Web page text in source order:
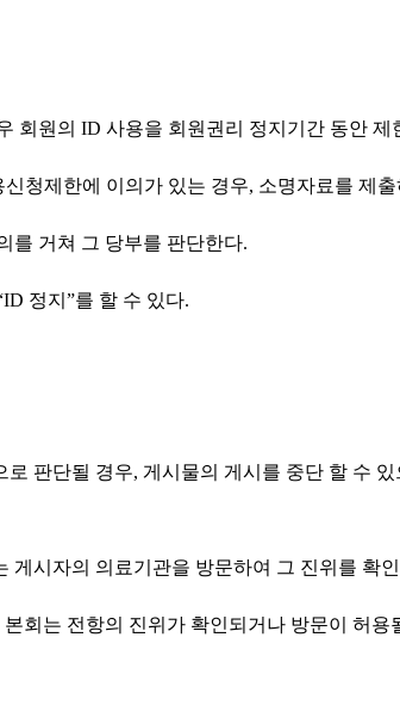
회원의 ID 사용을 회원권리 정지기간 동안 제
청제한에 이의가 있는 경우, 소명자료를 제
를 거쳐 그 당부를 판단한다.
정지”를 할 수 있다.
판단될 경우, 게시물의 게시를 중단 할 수
시자의 의료기관을 방문하여 그 진위를 확
회는 전항의 진위가 확인되거나 방문이 허용